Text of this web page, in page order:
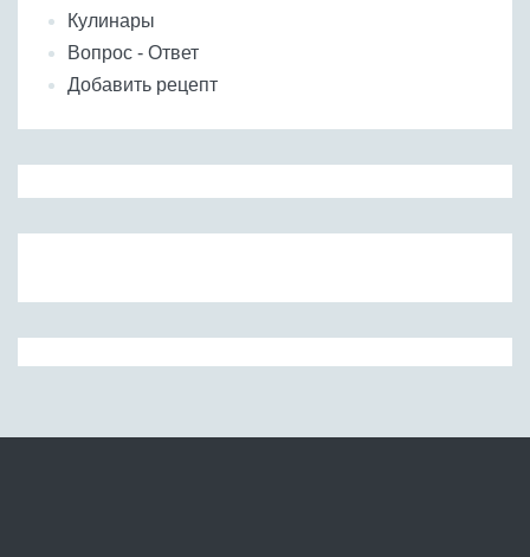
Кулинары
Вопрос - Ответ
Добавить рецепт